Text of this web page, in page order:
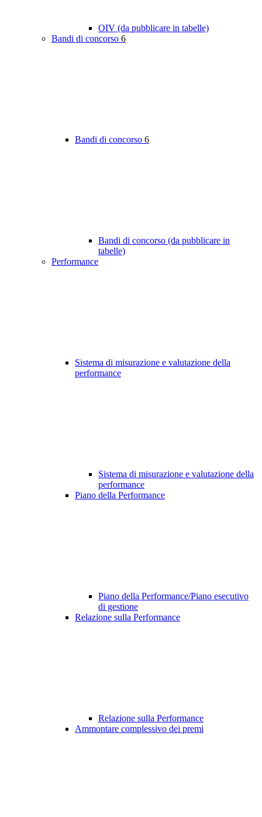
OIV (da pubblicare in tabelle)
Bandi di concorso 6
Bandi di concorso 6
Bandi di concorso (da pubblicare in
tabelle)
Performance
Sistema di misurazione e valutazione della
performance
Sistema di misurazione e valutazione della
performance
Piano della Performance
Piano della Performance/Piano esecutivo
di gestione
Relazione sulla Performance
Relazione sulla Performance
Ammontare complessivo dei premi